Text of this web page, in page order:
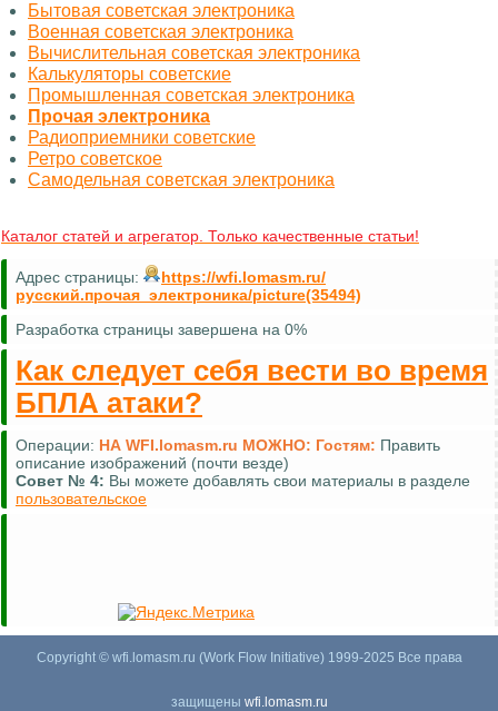
Бытовая советская электроника
Военная советская электроника
Вычислительная советская электроника
Калькуляторы советские
Промышленная советская электроника
Прочая электроника
Радиоприемники советские
Ретро советское
Самодельная советская электроника
Каталог статей и агрегатор. Только качественные статьи!
Адрес страницы:
https://wfi.lomasm.ru/
русский.прочая_электроника/picture(35494)
Разработка страницы завершена на 0%
Как следует себя вести во время
БПЛА атаки?
Операции: НА WFI.lomasm.ru МОЖНО: Гостям: Править
описание изображений (почти везде)
Совет № 4: Вы можете добавлять свои материалы в разделе
пользовательское
Copyright © wfi.lomasm.ru (Work Flow Initiative) 1999-2025 Все права
защищены wfi.lomasm.ru